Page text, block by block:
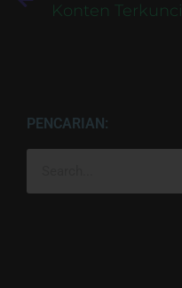
Konten Terkunci
PENCARIAN: